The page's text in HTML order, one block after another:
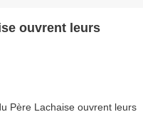
ouvrent leurs